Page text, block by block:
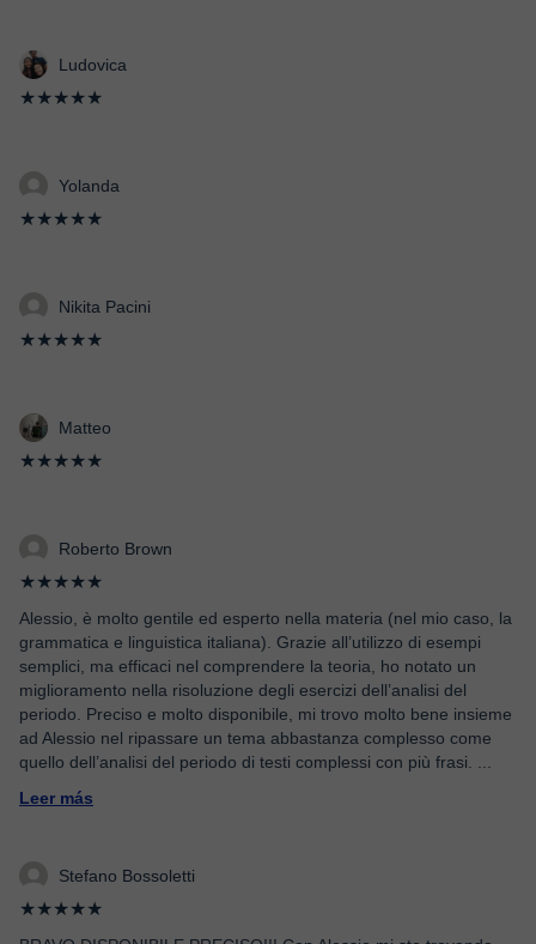
Ludovica
★★★★★
Yolanda
★★★★★
Nikita Pacini
★★★★★
Matteo
★★★★★
Roberto Brown
★★★★★
Alessio, è molto gentile ed esperto nella materia (nel mio caso, la
grammatica e linguistica italiana). Grazie all’utilizzo di esempi
semplici, ma efficaci nel comprendere la teoria, ho notato un
miglioramento nella risoluzione degli esercizi dell’analisi del
periodo. Preciso e molto disponibile, mi trovo molto bene insieme
ad Alessio nel ripassare un tema abbastanza complesso come
quello dell’analisi del periodo di testi complessi con più frasi.
Leer más
Stefano Bossoletti
★★★★★